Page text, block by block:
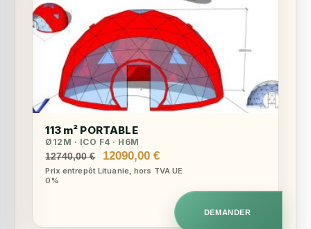
113 m² PORTABLE
Ø12M · ICO F4 · H6M
12740,00€
Le
prix
12090,00€Le
prix
est :
12090,00 €.
Prix entrepôt Lituanie, hors TVA UE
0%
DEMANDER